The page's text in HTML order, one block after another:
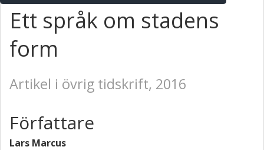
Ett språk om stadens
form
Artikel i övrig tidskrift, 2016
Författare
Lars Marcus